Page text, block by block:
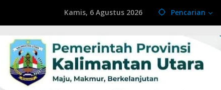
Kamis, 6 Agustus 2026 Pencarian